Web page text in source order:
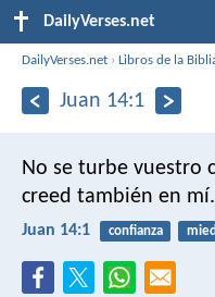
DailyVerses.net
DailyVerses.net ›Libros de la
Juan 14:1
No se turbe vuestro
creed también en mí.
Juan 14:1 confianza